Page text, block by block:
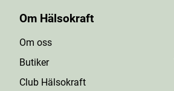
Om Hälsokraft
Om oss
Butiker
Club Hälsokraft